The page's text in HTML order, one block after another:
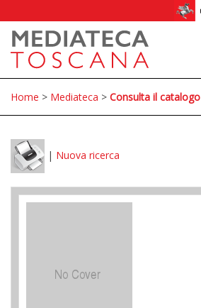
Home > Mediateca > Consulta il catalogo
| Nuova ricerca